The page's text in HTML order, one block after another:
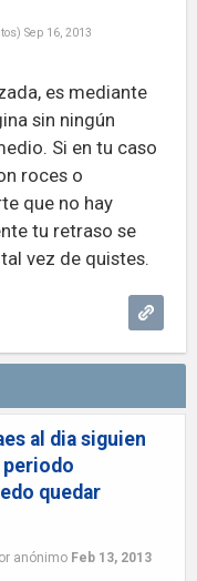
Sep 16, 2013
es mediante
sin ningún
Si en tu caso
roces o
que no hay
tu retraso se
vez de quistes.
al dia siguien
quedar
anónimo Feb 13, 2013